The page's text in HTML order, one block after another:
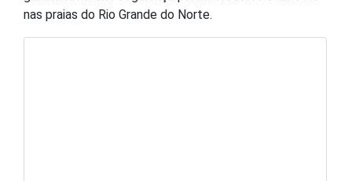
nas praias do Rio Grande do Norte.